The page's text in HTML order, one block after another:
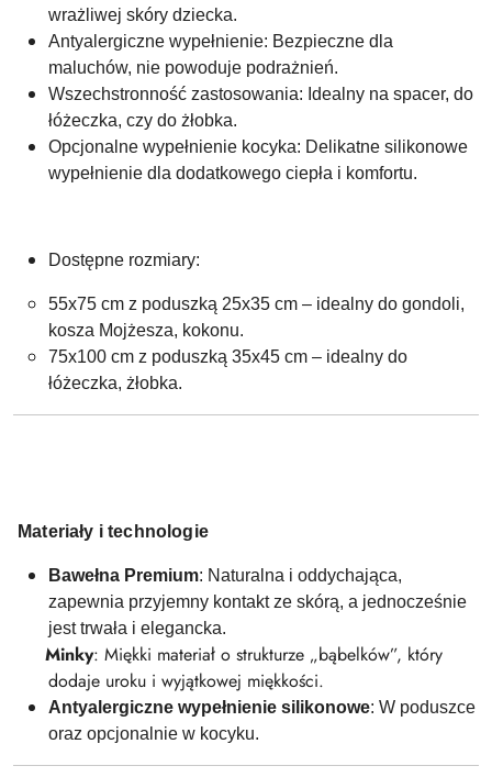
wrażliwej skóry dziecka.
Antyalergiczne wypełnienie: Bezpieczne dla
maluchów, nie powoduje podrażnień.
Wszechstronność zastosowania: Idealny na spacer, do
łóżeczka, czy do żłobka.
Opcjonalne wypełnienie kocyka: Delikatne silikonowe
wypełnienie dla dodatkowego ciepła i komfortu.
Dostępne rozmiary:
55x75 cm z poduszką 25x35 cm – idealny do gondoli,
kosza Mojżesza, kokonu.
75x100 cm z poduszką 35x45 cm – idealny do
łóżeczka, żłobka.
Materiały i technologie
Bawełna Premium: Naturalna i oddychająca,
zapewnia przyjemny kontakt ze skórą, a jednocześnie
jest trwała i elegancka.
Minky: Miękki materiał o strukturze „bąbelków”, który
dodaje uroku i wyjątkowej miękkości.
Antyalergiczne wypełnienie silikonowe: W poduszce
oraz opcjonalnie w kocyku.